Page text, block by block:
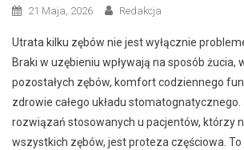
21 Maja, 2026 Redakcja
Utrata kilku zębów nie jest wyłącznie
Braki w uzębieniu wpływają na sposób żucia,
pozostałych zębów, komfort codziennego
zdrowie całego układu
rozwiązań stosowanych u pacjentów, którzy
wszystkich zębów, jest proteza częściowa. To